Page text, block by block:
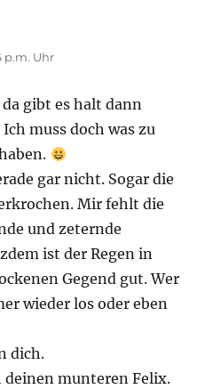
p.m. Uhr
gibt es halt dann
muss doch was zu
gar nicht. Sogar die
Mir fehlt die
und zeternde
ist der Regen in
Gegend gut. Wer
wieder los oder eben
dich.
deinen munteren Felix.